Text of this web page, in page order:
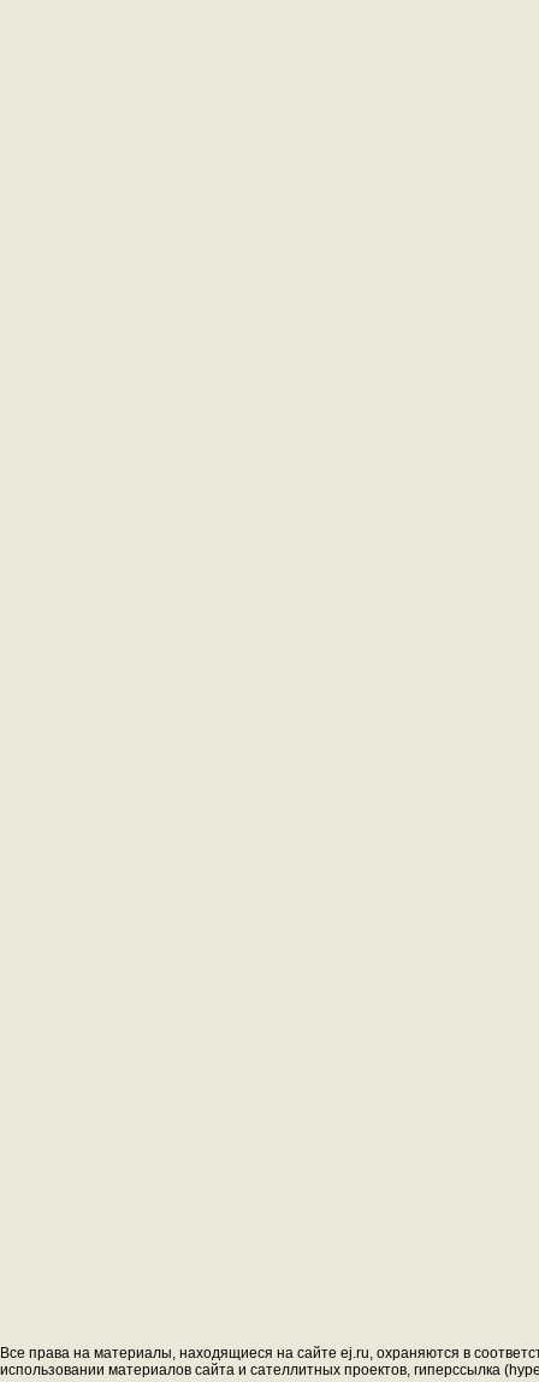
Все права на материалы, находящиеся на сайте ej.ru, охраняются в
использовании материалов сайта и сателлитных проектов, гиперссылка